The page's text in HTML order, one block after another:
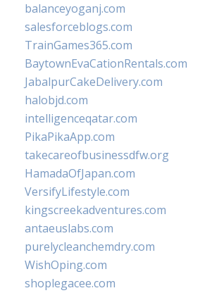
balanceyoganj.com
salesforceblogs.com
TrainGames365.com
BaytownEvaCationRentals.com
JabalpurCakeDelivery.com
halobjd.com
intelligenceqatar.com
PikaPikaApp.com
takecareofbusinessdfw.org
HamadaOfJapan.com
VersifyLifestyle.com
kingscreekadventures.com
antaeuslabs.com
purelycleanchemdry.com
WishOping.com
shoplegacee.com